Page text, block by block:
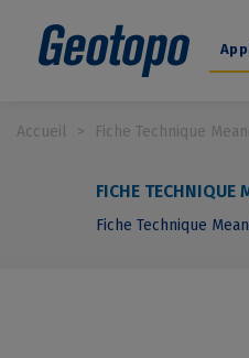
Accueil > Fiche Technique
FICHE TECHNIQUE
Fiche Technique